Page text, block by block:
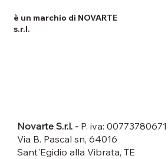
è un marchio di NOVARTE
s.r.l.
Novarte S.r.l. - P. iva: 00773780671
Via B. Pascal sn, 64016
Sant'Egidio alla Vibrata, TE